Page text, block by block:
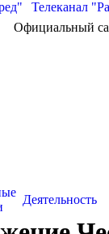
Телеканал
Официальный
Деятельность